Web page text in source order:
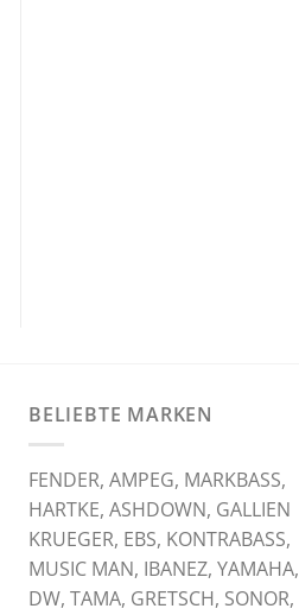
BELIEBTE MARKEN
FENDER, AMPEG, MARKBASS,
HARTKE, ASHDOWN, GALLIEN
KRUEGER, EBS, KONTRABASS,
MUSIC MAN, IBANEZ, YAMAHA,
DW, TAMA, GRETSCH, SONOR,